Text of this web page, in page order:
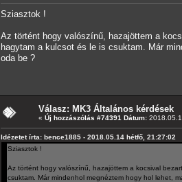
Sziasztok !
Az történt hogy valószínű, hazajöttem a
hagytam a kulcsot és le is csuktam. Már
oda be ?
Válasz: MK3 Általános kérdések
« Új hozzászólás #74391 Dátum:
Idézetet írta: bence1885 - 2018.05.14 hétfő, 21:27:02
Sziasztok !
Az történt hogy valószínű, hazajöttem a kocsival
csuktam. Már mindenhol megnéztem hogy hol lehet,